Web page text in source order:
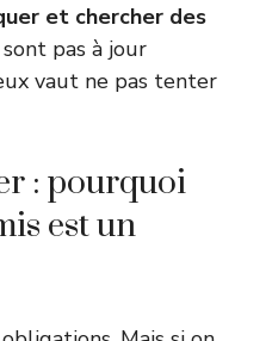
et chercher des
pas à jour
vaut ne pas tenter
: pourquoi
est un